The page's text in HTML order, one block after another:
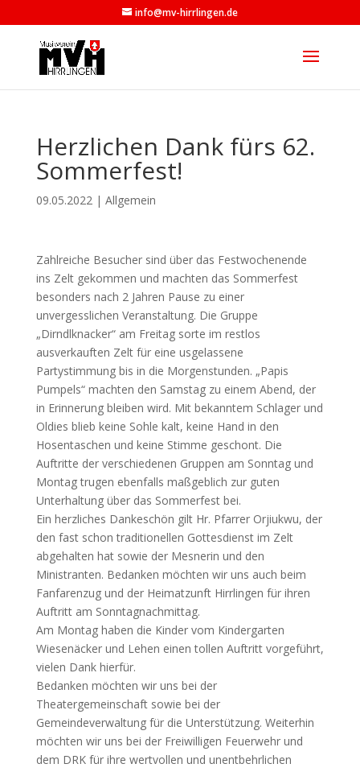
info@mv-hirrlingen.de
Herzlichen Dank fürs 62.
Sommerfest!
09.05.2022| Allgemein
Zahlreiche Besucher sind über das Festwochenende
ins Zelt gekommen und machten das Sommerfest
besonders nach 2 Jahren Pause zu einer
unvergesslichen Veranstaltung. Die Gruppe
„Dirndlknacker“ am Freitag sorte im restlos
ausverkauften Zelt für eine usgelassene
Partystimmung bis in die Morgenstunden. „Papis
Pumpels“ machten den Samstag zu einem Abend, der
in Erinnerung bleiben wird. Mit bekanntem Schlager und
Oldies blieb keine Sohle kalt, keine Hand in den
Hosentaschen und keine Stimme geschont. Die
Auftritte der verschiedenen Gruppen am Sonntag und
Montag trugen ebenfalls maßgeblich zur guten
Unterhaltung über das Sommerfest bei.
Ein herzliches Dankeschön gilt Hr. Pfarrer Orjiukwu, der
den fast schon traditionellen Gottesdienst im Zelt
abgehalten hat sowie der Mesnerin und den
Ministranten. Bedanken möchten wir uns auch beim
Fanfarenzug und der Heimatzunft Hirrlingen für ihren
Auftritt am Sonntagnachmittag.
Am Montag haben die Kinder vom Kindergarten
Wiesenäcker und Lehen einen tollen Auftritt vorgeführt,
vielen Dank hierfür.
Bedanken möchten wir uns bei der
Theatergemeinschaft sowie bei der
Gemeindeverwaltung für die Unterstützung. Weiterhin
möchten wir uns bei der Freiwilligen Feuerwehr und
dem DRK für ihre wertvollen und unentbehrlichen